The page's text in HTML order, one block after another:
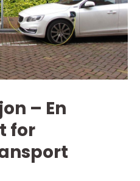
– En
for